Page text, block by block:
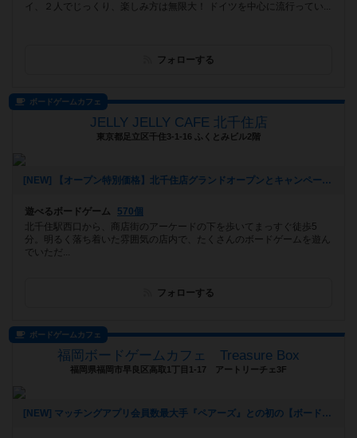
イ、２人でじっくり、楽しみ方は無限大！ ドイツを中心に流行ってい...
フォローする
ボードゲームカフェ
JELLY JELLY CAFE 北千住店
東京都足立区千住3-1-16 ふくとみビル2階
[NEW] 【オープン特別価格】北千住店グランドオープンとキャンペーンのご案内（2026年01月09日 14時39分）
遊べるボードゲーム
570個
北千住駅西口から、商店街のアーケードの下を歩いてまっすぐ徒歩5
分。明るく落ち着いた雰囲気の店内で、たくさんのボードゲームを遊ん
でいただ...
フォローする
ボードゲームカフェ
福岡ボードゲームカフェ Treasure Box
福岡県福岡市早良区高取1丁目1-17 アートリーチェ3F
[NEW] マッチングアプリ会員数最大手『ペアーズ』との初の【ボードゲームマッチングイベント】開催決定‼️（2026年01月06日 16時43分）